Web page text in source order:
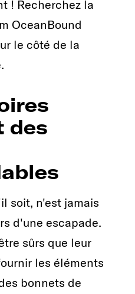
! Recherchez la
OceanBound
le côté de la
des
soit, n'est jamais
d'une escapade.
sûrs que leur
les éléments
bonnets de